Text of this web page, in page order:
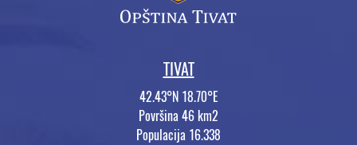
TIVAT
42.43°N 18.70°E
Površina 46 km2
Populacija 16.338